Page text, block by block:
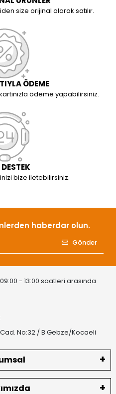
size orijinal olarak satılır.
ÖDEME
ödeme yapabilirsiniz.
bize iletebilirsiniz.
haberdar olun.
Gönder
- 13:00 saatleri arasında
No:32 / B Gebze/Kocaeli